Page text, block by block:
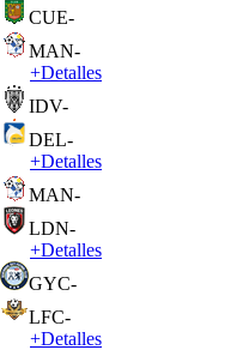
CUE-
MAN-
+Detalles
IDV-
DEL-
+Detalles
MAN-
LDN-
+Detalles
GYC-
LFC-
+Detalles